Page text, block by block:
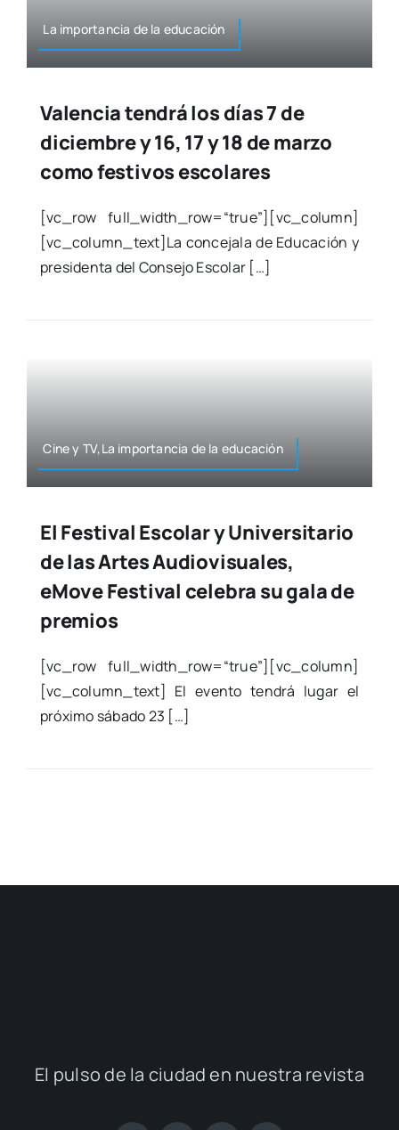
La impor­tan­cia de la edu­ca­ción
Valencia tendrá los días 7 de
diciembre y 16, 17 y 18 de marzo
como festivos escolares
[vc_row full_width_row=“true”][vc_column]
[vc_column_text]La con­ce­ja­la de Edu­ca­ción y
pre­si­den­ta del Con­se­jo Esco­lar […]
Cine y TV,La impor­tan­cia de la edu­ca­ción
El Festival Escolar y Universitario
de las Artes Audiovisuales,
eMove Festival celebra su gala de
premios
[vc_row full_width_row=“true”][vc_column]
[vc_column_text] El even­to ten­drá lugar el
pró­xi­mo sába­do 23 […]
El pul­so de la ciu­dad en nues­tra revis­ta